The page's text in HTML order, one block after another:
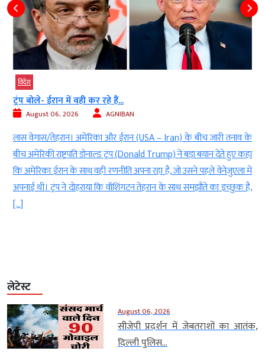
विदेश
ट्रंप बोले- ईरान में वही कर रहे हैं...
August 06, 2026 AGNIBAN
लास वेगास/तेहरान। अमेरिका और ईरान (USA – Iran) के बीच जारी तनाव के
बीच अमेरिकी राष्ट्रपति डोनाल्ड ट्रंप (Donald Trump) ने बड़ा बयान देते हुए कहा
कि अमेरिका ईरान के साथ वही रणनीति अपना रहा है, जो उसने पहले वेनेजुएला में
अपनाई थी। ट्रंप ने दोहराया कि वॉशिंगटन तेहरान के साथ समझौते का इच्छुक है,
[…]
लेटेस्ट
August 06, 2026
सीजेपी प्रदर्शन में जेबतराशों का आतंक,
दिल्ली पुलिस...